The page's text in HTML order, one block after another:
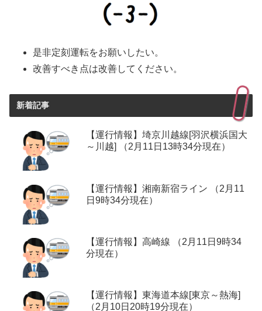
是非定刻運転をお願いしたい。
改善すべき点は改善してください。
新着記事
【運行情報】埼京川越線[羽沢横浜国大
～川越] （2月11日13時34分現在）
【運行情報】湘南新宿ライン （2月11
日9時34分現在）
【運行情報】高崎線 （2月11日9時34
分現在）
【運行情報】東海道本線[東京～熱海]
（2月10日20時19分現在）